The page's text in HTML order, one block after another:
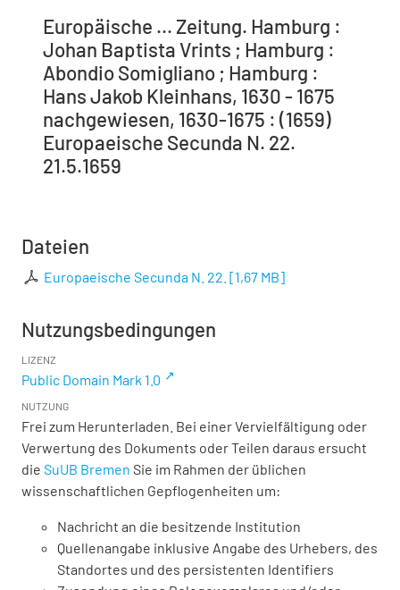
Europäische ... Zeitung. Hamburg :
Johan Baptista Vrints ; Hamburg :
Abondio Somigliano ; Hamburg :
Hans Jakob Kleinhans, 1630 - 1675
nachgewiesen, 1630-1675 : (1659)
Europaeische Secunda N. 22.
21.5.1659
Dateien
Europaeische Secunda N. 22. [1,67 MB]
Nutzungsbedingungen
LIZENZ
Public Domain Mark 1.0
NUTZUNG
Frei zum Herunterladen. Bei einer Vervielfältigung oder
Verwertung des Dokuments oder Teilen daraus ersucht
die SuUB Bremen Sie im Rahmen der üblichen
wissenschaftlichen Gepflogenheiten um:
Nachricht an die besitzende Institution
Quellenangabe inklusive Angabe des Urhebers, des
Standortes und des persistenten Identifiers